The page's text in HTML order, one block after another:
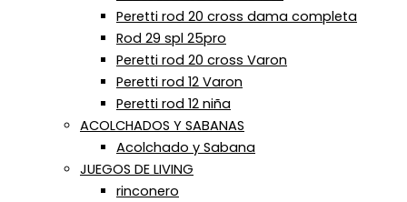
Peretti rod 20 cross dama completa
Rod 29 spl 25pro
Peretti rod 20 cross Varon
Peretti rod 12 Varon
Peretti rod 12 niña
ACOLCHADOS Y SABANAS
Acolchado y Sabana
JUEGOS DE LIVING
rinconero